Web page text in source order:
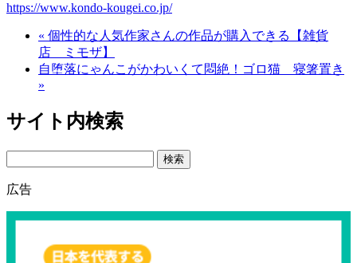
https://www.kondo-kougei.co.jp/
« 個性的な人気作家さんの作品が購入できる【雑貨
店 ミモザ】
自堕落にゃんこがかわいくて悶絶！ゴロ猫 寝箸置き
»
サイト内検索
Search
広告